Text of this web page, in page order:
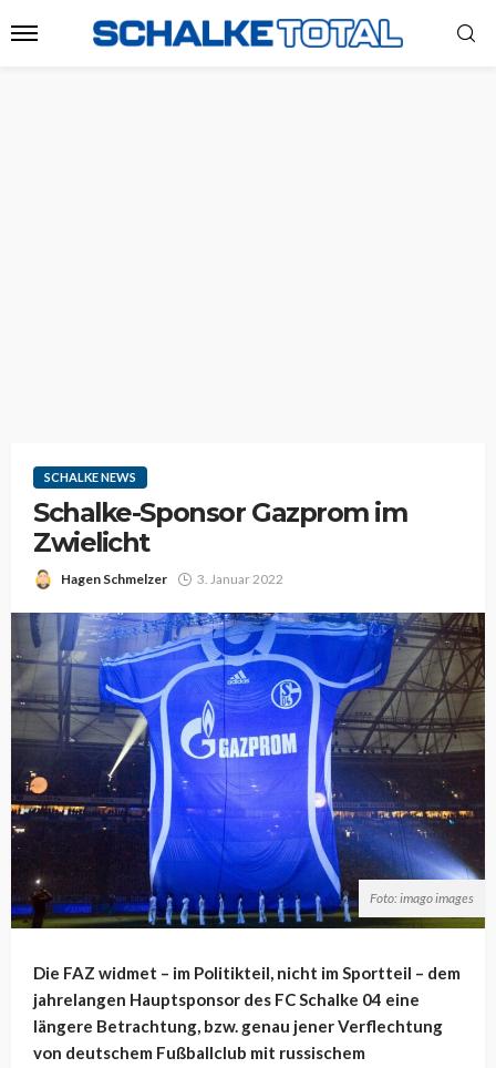
SCHALKE NEWS
Schalke-Sponsor Gazprom im
Zwielicht
Hagen Schmelzer 3. Januar 2022
Foto: imago images
Die FAZ widmet – im Politikteil, nicht im Sportteil – dem
jahrelangen Hauptsponsor des FC Schalke 04 eine
längere Betrachtung, bzw. genau jener Verflechtung
von deutschem Fußballclub mit russischem